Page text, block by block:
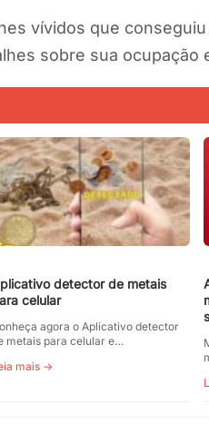
vívidos que
sobre sua
detector de metais
celular
agora o Aplicativo detector
metais para celular e…
mais →